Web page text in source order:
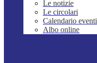
Le notizie
Le circolari
Calendario eventi
Albo online